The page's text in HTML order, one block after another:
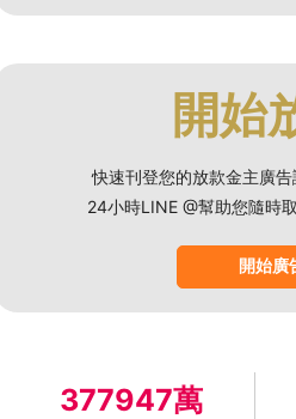
開始
快速刊登您的放款金主廣
24小時LINE @幫助您隨時
開始廣
377947萬